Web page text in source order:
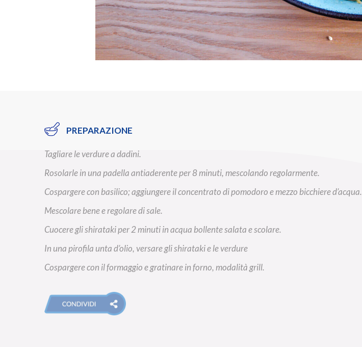
PREPARAZIONE
Tagliare le verdure a dadini.
Rosolarle in una padella antiaderente per 8 minuti, mescolando regolarmente.
Cospargere con basilico; aggiungere il concentrato di pomodoro e mezzo bicchiere d’acqua.
Mescolare bene e regolare di sale.
Cuocere gli shirataki per 2 minuti in acqua bollente salata e scolare.
In una pirofila unta d’olio, versare gli shirataki e le verdure
Cospargere con il formaggio e gratinare in forno, modalità grill.